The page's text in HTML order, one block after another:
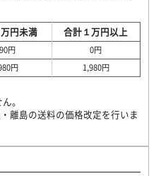
円未満 合計１万円以上
円
0円
円 1,980円
。
離島の送料の価格改定を行いま